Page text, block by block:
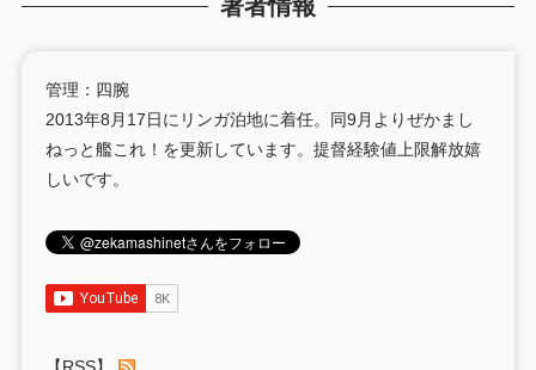
著者情報
管理：四腕
2013年8月17日にリンガ泊地に着任。同9月よりぜかまし
ねっと艦これ！を更新しています。提督経験値上限解放嬉
しいです。